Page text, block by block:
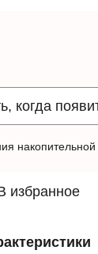
когда
накопительной
избранное